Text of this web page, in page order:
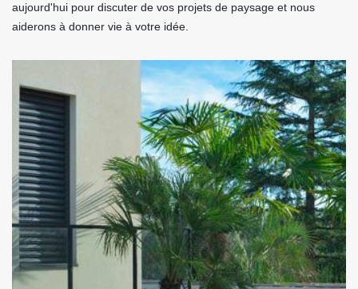
aujourd'hui pour discuter de vos projets de paysage et nous
aiderons à donner vie à votre idée.